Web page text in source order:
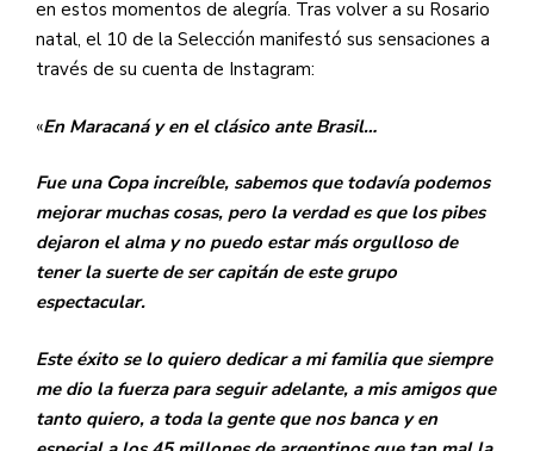
en estos momentos de alegría. Tras volver a su Rosario
natal, el 10 de la Selección manifestó sus sensaciones a
través de su cuenta de Instagram:
«En Maracaná y en el clásico ante Brasil…
Fue una Copa increíble, sabemos que todavía podemos
mejorar muchas cosas, pero la verdad es que los pibes
dejaron el alma y no puedo estar más orgulloso de
tener la suerte de ser capitán de este grupo
espectacular.
Este éxito se lo quiero dedicar a mi familia que siempre
me dio la fuerza para seguir adelante, a mis amigos que
tanto quiero, a toda la gente que nos banca y en